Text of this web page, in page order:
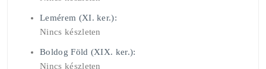
Lemérem (XI. ker.):
Nincs készleten
Boldog Föld (XIX. ker.):
Nincs készleten